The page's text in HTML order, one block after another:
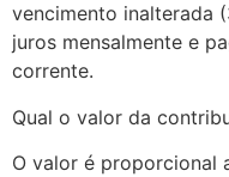
vencimento inalterada
juros mensalmente e
corrente.
Qual o valor da
O valor é proporcional